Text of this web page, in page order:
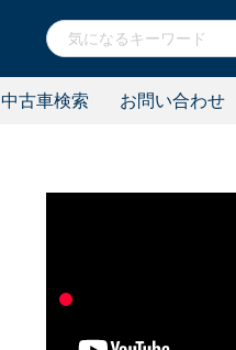
中古車検索 お問い合わせ